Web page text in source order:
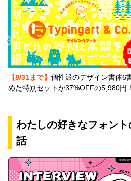
【8/31まで】 個性派のデザイン書体6
めた特別セットが37%OFFの5,980円！
わたしの好きなフォント
話